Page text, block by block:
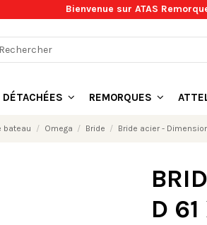
Bienvenue sur ATAS
DÉTACHÉES REMORQUES
bateau Omega Bride Bride acier -
D